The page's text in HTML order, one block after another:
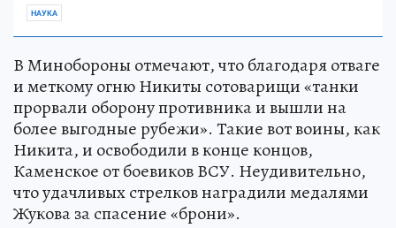
НАУКА
В Минобороны отмечают, что благодаря отваге
и меткому огню Никиты сотоварищи «танки
прорвали оборону противника и вышли на
более выгодные рубежи». Такие вот воины, как
Никита, и освободили в конце концов,
Каменское от боевиков ВСУ. Неудивительно,
что удачливых стрелков наградили медалями
Жукова за спасение «брони».